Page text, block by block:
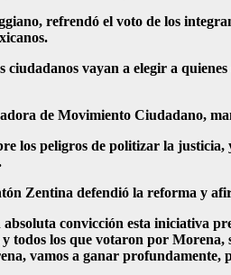
refrendó el voto de los
ciudadanos vayan a elegir a
de Movimiento Ciudadano,
los peligros de politizar la
Zentina defendió la reforma y
convicción esta iniciativa
todos los que votaron por
vamos a ganar